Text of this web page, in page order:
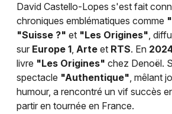
David Castello-Lopes s'est fait
chroniques emblématiques comme
"Suisse ?" et "Les Origines",
sur Europe 1, Arte et RTS. En
livre "Les Origines" chez Denoël.
spectacle "Authentique", mêlant
humour, a rencontré un vif succès
partir en tournée en France.